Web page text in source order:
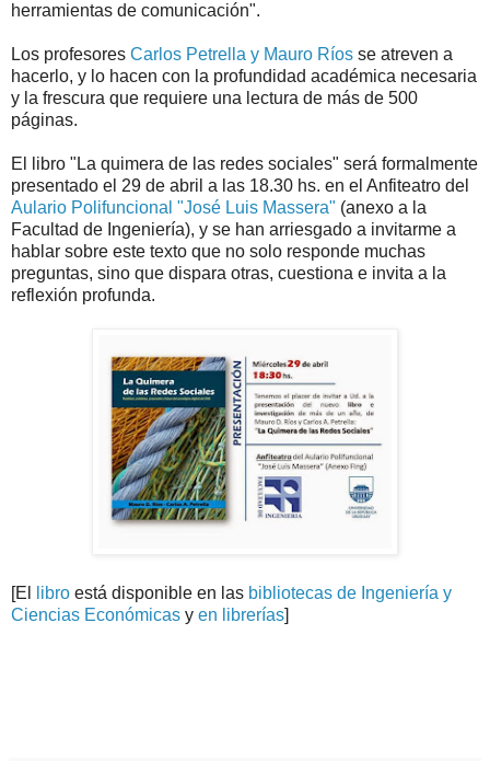
herramientas de comunicación".
Los profesores Carlos Petrella y Mauro Ríos se atreven a
hacerlo, y lo hacen con la profundidad académica necesaria
y la frescura que requiere una lectura de más de 500
páginas.
El libro "La quimera de las redes sociales" será formalmente
presentado el 29 de abril a las 18.30 hs. en el Anfiteatro del
Aulario Polifuncional "José Luis Massera" (anexo a la
Facultad de Ingeniería), y se han arriesgado a invitarme a
hablar sobre este texto que no solo responde muchas
preguntas, sino que dispara otras, cuestiona e invita a la
reflexión profunda.
[El libro está disponible en las bibliotecas de Ingeniería y
Ciencias Económicas y en librerías]